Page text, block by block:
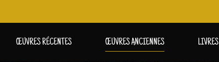
ŒUVRES RÉCENTES ŒUVRES ANCIENNES LIVRES